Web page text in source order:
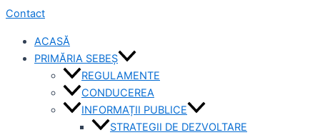
Contact
ACASĂ
PRIMĂRIA SEBEȘ
REGULAMENTE
CONDUCEREA
INFORMAȚII PUBLICE
STRATEGII DE DEZVOLTARE